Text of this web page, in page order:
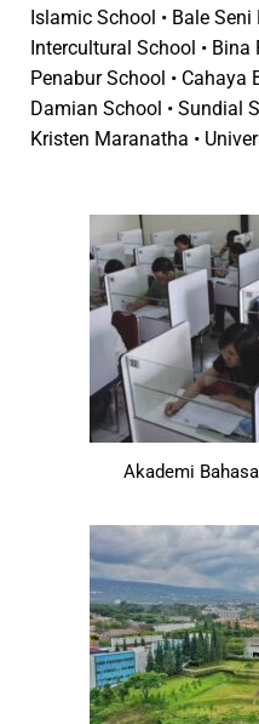
Islamic School • Bale
Intercultural School • Bina
Penabur School • Cahaya
Damian School • Sundial
Kristen Maranatha •
Akademi